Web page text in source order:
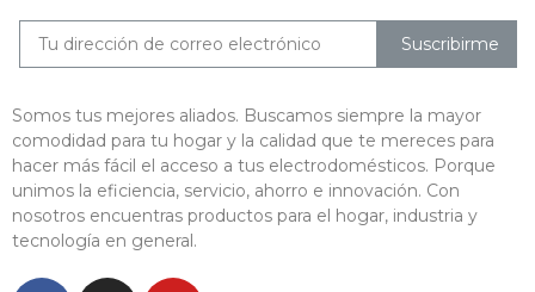
Suscribirme
Somos tus mejores aliados. Buscamos siempre la mayor
comodidad para tu hogar y la calidad que te mereces para
hacer más fácil el acceso a tus electrodomésticos. Porque
unimos la eficiencia, servicio, ahorro e innovación. Con
nosotros encuentras productos para el hogar, industria y
tecnología en general.